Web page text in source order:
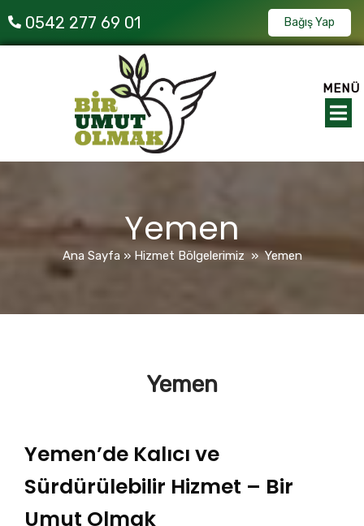
0542 277 69 01 Bağış Yap
MENÜ
Yemen
Ana Sayfa » Hizmet Bölgelerimiz » Yemen
Yemen
Yemen’de Kalıcı ve
Sürdürülebilir Hizmet – Bir
Umut Olmak